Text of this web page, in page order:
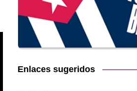
Enlaces sugeridos